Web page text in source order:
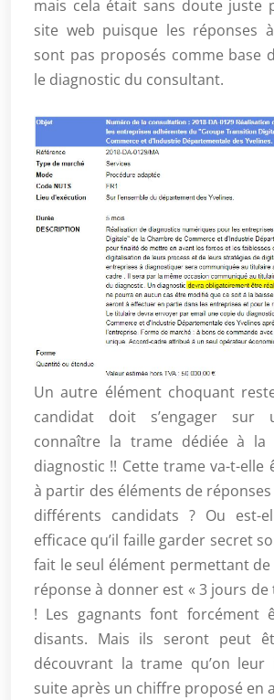
mais cela était sans doute juste
site web puisque les réponses
sont pas proposés comme base
le diagnostic du consultant.
Un autre élément choquant
candidat doit s’engager sur
connaître la trame dédiée à la
diagnostic !! Cette trame va-t-elle
à partir des éléments de
différents candidats ? Ou est-
efficace qu’il faille garder secret
fait le seul élément permettant
réponse à donner est « 3 jours de
! Les gagnants font forcément
disants. Mais ils seront peut
découvrant la trame qu’on
suite après un chiffre proposé en